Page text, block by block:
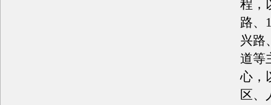
程，
路、
兴路
道等
心，
区、